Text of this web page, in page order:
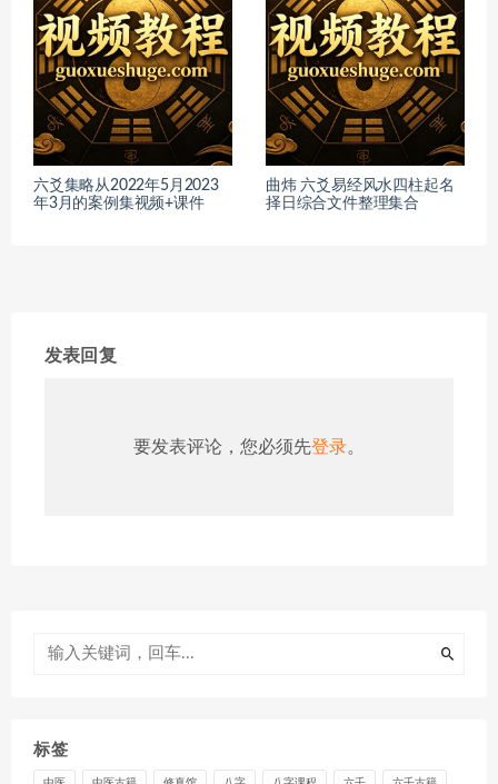
六爻集略从2022年5月2023
年3月的案例集视频+课件
曲炜 六爻易经风水四柱起名
择日综合文件整理集合
发表回复
要发表评论，您必须先登录。
标签